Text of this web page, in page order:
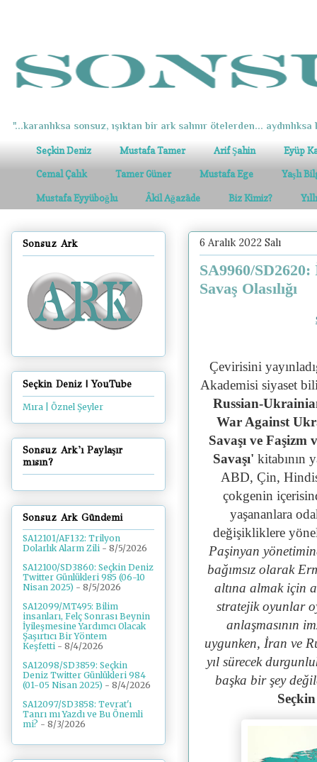
"...karanlıksa sonsuz, ışıktan bir ark salınır ötelerden... aydınlıksa
Seçkin Deniz Mustafa Tamer Arif Şahin Eyüp
Cemal Çalık Tamer Güner Mustafa Ege Yaşlı
Mustafa Eyyüboğlu Âkil Ağazâde Biz Kimiz?
6 Aralık 2022 Salı
SA9960/
Savaş Olasılığı
Çevirisini
Akademisi siyaset
Russian-
War Against
Savaşı ve Faşizm
Savaşı' kitabının
ABD, Çin,
çokgenin
yaşananlara
değişikliklere
Paşinyan
bağımsız olarak
altına almak için
stratejik oyunlar
anlaşmasının
uygunken, İran ve
yıl sürecek
başka bir şey
Sonsuz Ark
Seçkin Deniz | YouTube
Mıra | Öznel Şeyler
Sonsuz Ark'ı Paylaşır
mısın?
Sonsuz Ark Gündemi
SA12101/AF132: Trilyon
Dolarlık Alarm Zili - 8/5/2026
SA12100/SD3860: Seçkin Deniz
Twitter Günlükleri 985 (06-10
Nisan 2025) - 8/5/2026
SA12099/MT495: Bilim
insanları, Felç Sonrası Beynin
İyileşmesine Yardımcı Olacak
Şaşırtıcı Bir Yöntem
Keşfetti - 8/4/2026
SA12098/SD3859: Seçkin
Deniz Twitter Günlükleri 984
(01-05 Nisan 2025) - 8/4/2026
SA12097/SD3858: Tevrat'ı
Tanrı mı Yazdı ve Bu Önemli
mi? - 8/3/2026